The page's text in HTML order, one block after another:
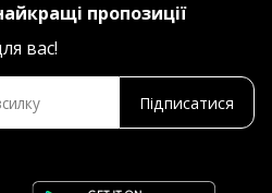
пропозиції
вас!
Підписатися